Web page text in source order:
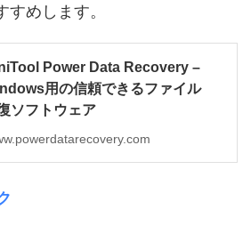
めします。
Power Data Recovery –
用の信頼できるファイル
ソフトウェア